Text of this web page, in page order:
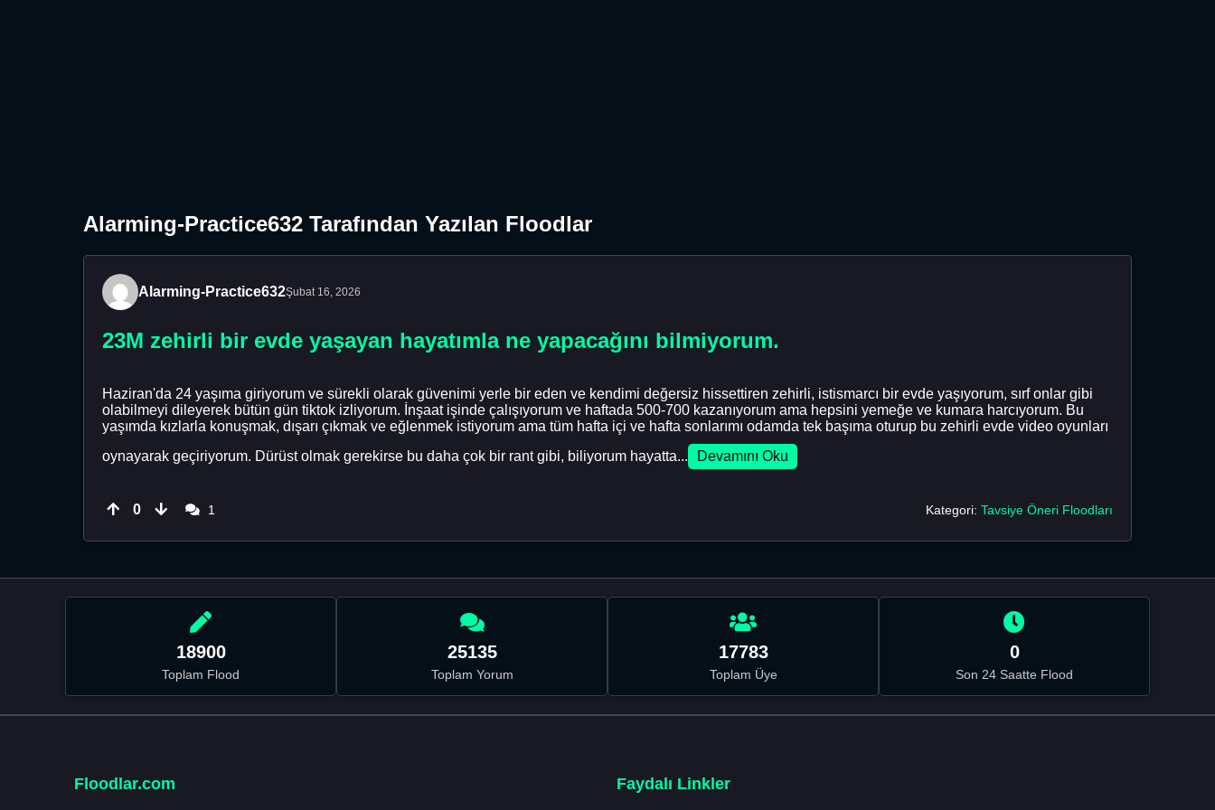
Alarming-Practice632 Tarafından Yazılan Floodlar
Alarming-Practice632Şubat 16, 2026
23M zehirli bir evde yaşayan hayatımla ne yapacağını bilmiyorum.
Haziran'da 24 yaşıma giriyorum ve sürekli olarak güvenimi yerle bir eden ve kendimi değersiz hissettiren zehirli, istismarcı bir evde yaşıyorum, sırf onlar gibi
olabilmeyi dileyerek bütün gün tiktok izliyorum. İnşaat işinde çalışıyorum ve haftada 500-700 kazanıyorum ama hepsini yemeğe ve kumara harcıyorum. Bu
yaşımda kızlarla konuşmak, dışarı çıkmak ve eğlenmek istiyorum ama tüm hafta içi ve hafta sonlarımı odamda tek başıma oturup bu zehirli evde video oyunları
oynayarak geçiriyorum. Dürüst olmak gerekirse bu daha çok bir rant gibi, biliyorum hayatta...
Devamını Oku
0 1 Kategori: Tavsiye Öneri Floodları
18900
Toplam Flood
25135
Toplam Yorum
17783
Toplam Üye
0
Son 24 Saatte Flood
Floodlar.com Faydalı Linkler